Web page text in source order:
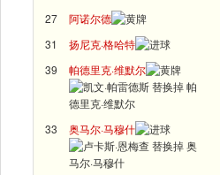
27 阿诺尔德
31
扬尼克·格哈特
39
帕德里克·维默尔
33 奥马尔·马穆什